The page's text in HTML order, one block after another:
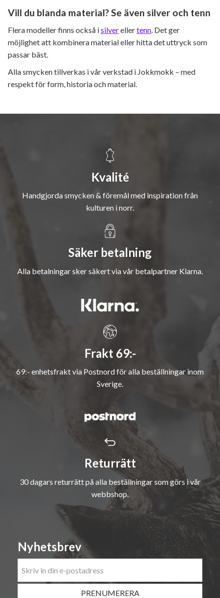
Vill du blanda material? Se även silver och tenn
Flera modeller finns också isilverellertenn. Det ger
möjlighet att kombinera material eller hitta det uttryck som
passar bäst.
Alla smycken tillverkas i vår verkstad i Jokkmokk – med
respekt för form, historia och material.
Kvalité
Handgjorda smycken & föremål med inspiration från
kulturen i norr.
Säker betalning
Alla betalningar sker säkert via vår betalpartner Klarna.
Frakt 69:-
69:- enhetsfrakt via Postnord för alla beställningar inom
Sverige.
Returrätt
30 dagars returrätt på alla beställningar som görs i vår
webbshop.
Nyhetsbrev
PRENUMERERA